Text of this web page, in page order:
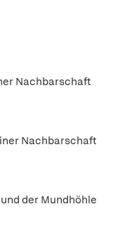
Nachbarschaft
Nachbarschaft
der Mundhöhle